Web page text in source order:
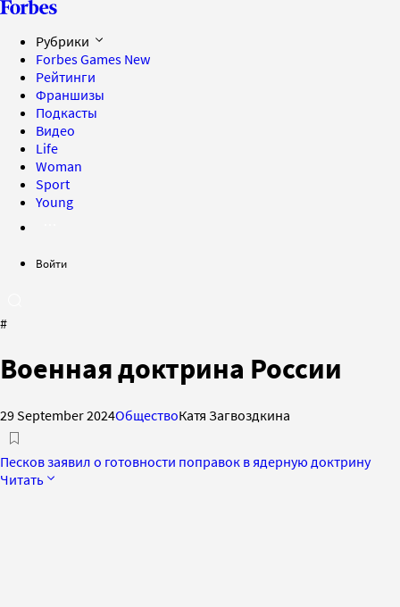
Рубрики
Forbes Games New
Рейтинги
Франшизы
Подкасты
Видео
Life
Woman
Sport
Young
Войти
#
Военная доктрина России
29 September 2024ОбществоКатя Загвоздкина
Песков заявил о готовности поправок в ядерную доктрину
Читать